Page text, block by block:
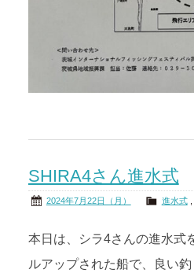
SHIRA4さん進水式
2024年7月22日（月） 進水式,
本日は、シラ4さんの進水式
ルアップされた船で、良い